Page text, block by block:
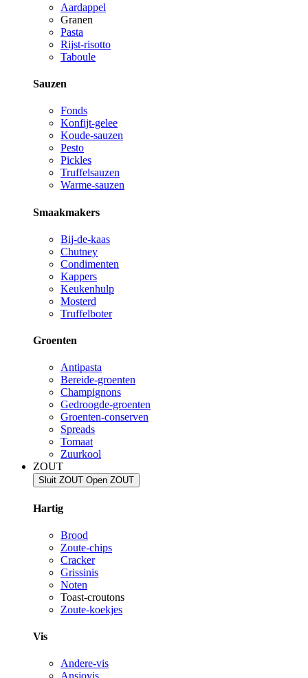
Aardappel
Granen
Pasta
Rijst-risotto
Taboule
Sauzen
Fonds
Konfijt-gelee
Koude-sauzen
Pesto
Pickles
Truffelsauzen
Warme-sauzen
Smaakmakers
Bij-de-kaas
Chutney
Condimenten
Kappers
Keukenhulp
Mosterd
Truffelboter
Groenten
Antipasta
Bereide-groenten
Champignons
Gedroogde-groenten
Groenten-conserven
Spreads
Tomaat
Zuurkool
ZOUT
Sluit ZOUT Open ZOUT
Hartig
Brood
Zoute-chips
Cracker
Grissinis
Noten
Toast-croutons
Zoute-koekjes
Vis
Andere-vis